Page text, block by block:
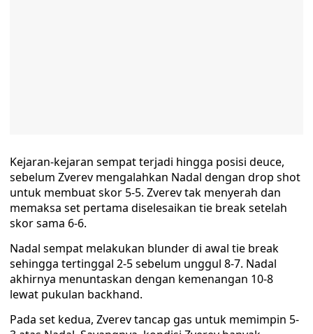
Kejaran-kejaran sempat terjadi hingga posisi deuce,
sebelum Zverev mengalahkan Nadal dengan drop shot
untuk membuat skor 5-5. Zverev tak menyerah dan
memaksa set pertama diselesaikan tie break setelah
skor sama 6-6.
Nadal sempat melakukan blunder di awal tie break
sehingga tertinggal 2-5 sebelum unggul 8-7. Nadal
akhirnya menuntaskan dengan kemenangan 10-8
lewat pukulan backhand.
Pada set kedua, Zverev tancap gas untuk memimpin 5-